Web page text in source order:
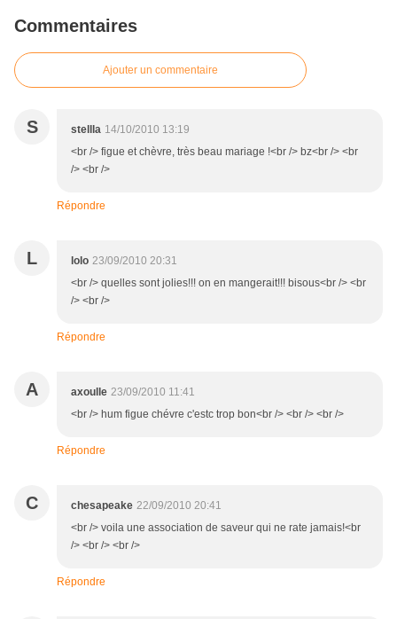
Commentaires
Ajouter un commentaire
S stellla 14/10/2010 13:19
<br /> figue et chèvre, très beau mariage !<br /> bz<br /> <br
/> <br />
Répondre
L lolo 23/09/2010 20:31
<br /> quelles sont jolies!!! on en mangerait!!! bisous<br /> <br
/> <br />
Répondre
A axoulle 23/09/2010 11:41
<br /> hum figue chévre c'estc trop bon<br /> <br /> <br />
Répondre
C chesapeake 22/09/2010 20:41
<br /> voila une association de saveur qui ne rate jamais!<br
/> <br /> <br />
Répondre